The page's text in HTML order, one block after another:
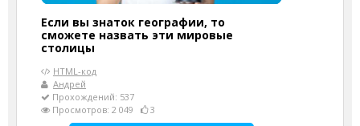
Если вы знаток географии, то
сможете назвать эти мировые
столицы
HTML-код
Андрей
Прохождений: 537
Просмотров: 2 049
3